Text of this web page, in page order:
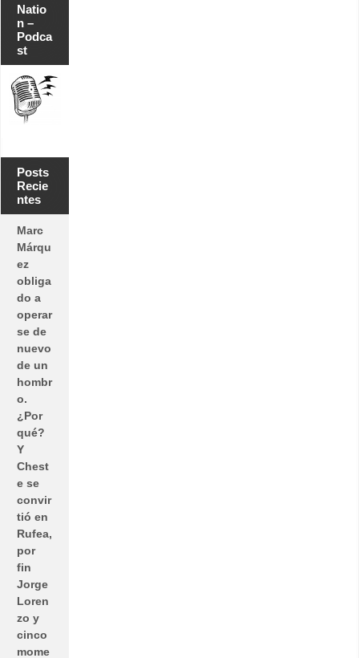
Natio
n –
Podca
st
Posts
Recie
ntes
Marc
Márqu
ez
obliga
do a
operar
se de
nuevo
de un
hombr
o.
¿Por
qué?
Y
Chest
e se
convir
tió en
Rufea,
por
fin
Jorge
Loren
zo y
cinco
mome